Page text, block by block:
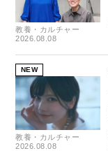
教養・カルチャー
2026.08.08
NEW
教養・カルチャー
2026.08.08